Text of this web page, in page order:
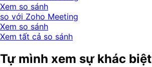
Xem so sánh
so với Zoho Meeting
Xem so sánh
Xem tất cả so sánh
Tự mình xem sự khác biệt